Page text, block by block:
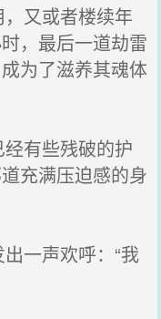
又或者楼续年
，最后一道劫雷
为了滋养其魂体
有些残破的护
充满压迫感的身
一声欢呼：“我